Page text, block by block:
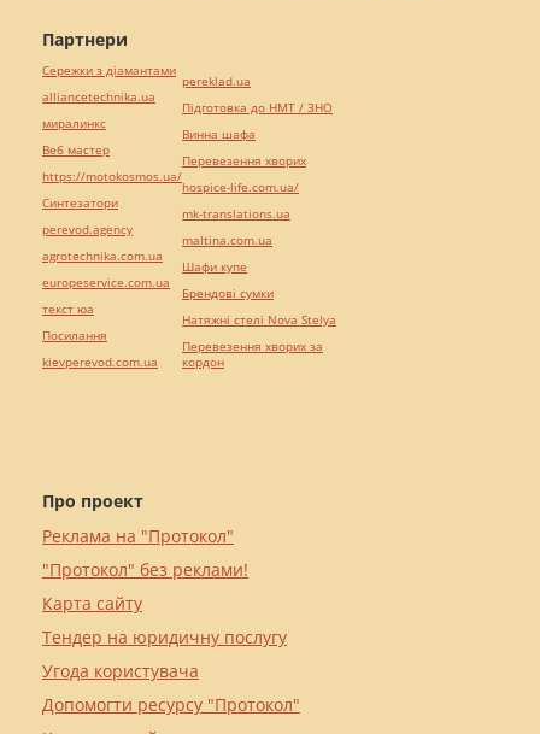
Про проект
Реклама на "Протокол"
"Протокол" без реклами!
Карта сайту
Тендер на юридичну послугу
Угода користувача
Допомогти ресурсу "Протокол"
Партнери
Сережки з діамантами
alliancetechnika.ua
миралинкс
Веб мастер
https://motokosmos.ua/
Синтезатори
perevod.agency
agrotechnika.com.ua
europeservice.com.ua
текст юа
Посилання
kievperevod.com.ua
pereklad.ua
Підготовка до НМТ / ЗНО
Винна шафа
Перевезення хворих
hospice-life.com.ua/
mk-translations.ua
maltina.com.ua
Шафи купе
Брендові сумки
Натяжні стелі Nova Stelya
Перевезення хворих за
кордон